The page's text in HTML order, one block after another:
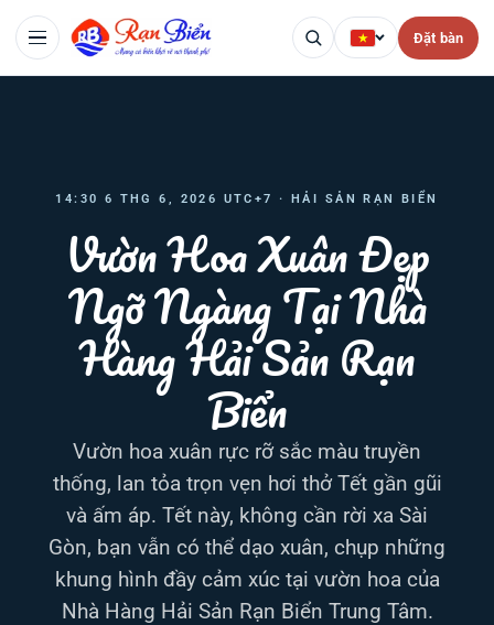
Đặt bàn
14:30 6 THG 6, 2026 UTC+7 · HẢI SẢN RẠN BIỂN
Vườn Hoa Xuân Đẹp
Ngỡ Ngàng Tại Nhà
Hàng Hải Sản Rạn
Biển
Vườn hoa xuân rực rỡ sắc màu truyền
thống, lan tỏa trọn vẹn hơi thở Tết gần gũi
và ấm áp. Tết này, không cần rời xa Sài
Gòn, bạn vẫn có thể dạo xuân, chụp những
khung hình đầy cảm xúc tại vườn hoa của
Nhà Hàng Hải Sản Rạn Biển Trung Tâm.